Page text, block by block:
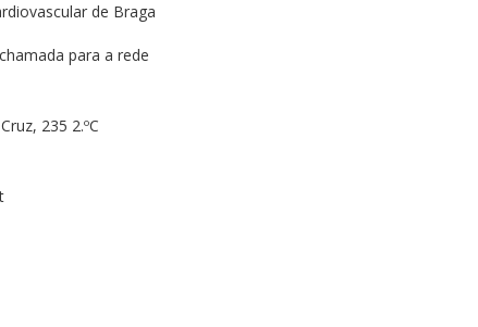
de Braga
para a rede
235 2.ºC